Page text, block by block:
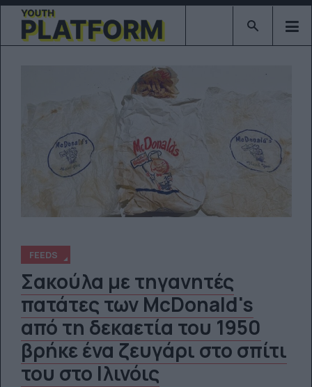
Type 2 or
FEEDS
Σακούλα με τηγανητές
πατάτες των McDonald's
από τη δεκαετία του 1950
βρήκε ένα ζευγάρι στο σπίτι
του στο Ιλινόις